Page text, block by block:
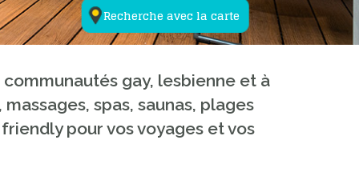
Recherche avec la carte
gay, lesbienne et à
spas, saunas, plages
pour vos voyages et vos